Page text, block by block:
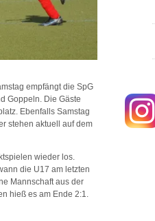
empfängt die SpG
Goppeln. Die Gäste
Ebenfalls Samstag
stehen aktuell auf dem
wieder los.
die U17 am letzten
Mannschaft aus der
hieß es am Ende 2:1.